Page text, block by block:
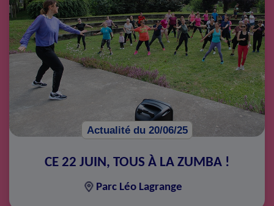
Actualité du 20/06/25
CE 22 JUIN, TOUS À LA ZUMBA !
Parc Léo Lagrange